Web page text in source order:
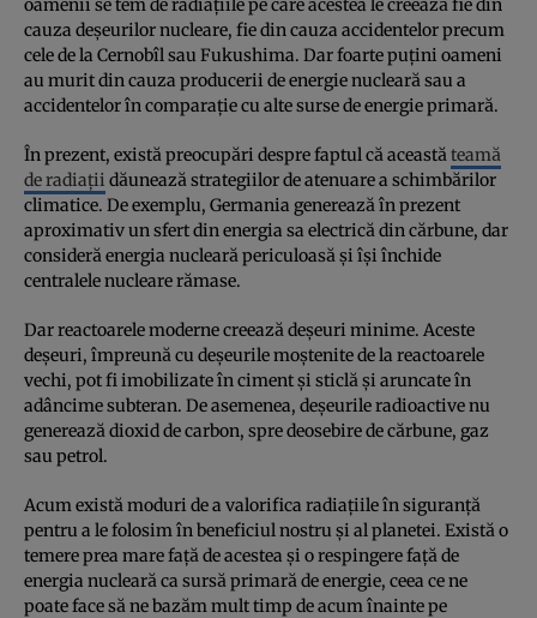
oamenii se tem de radiațiile pe care acestea le creează fie din
cauza deșeurilor nucleare, fie din cauza accidentelor precum
cele de la Cernobîl sau Fukushima. Dar foarte puțini oameni
au murit din cauza producerii de energie nucleară sau a
accidentelor în comparație cu alte surse de energie primară.
În prezent, există preocupări despre faptul că aceastăteamă
de radiații dăunează strategiilor de atenuare a schimbărilor
climatice. De exemplu, Germania generează în prezent
aproximativ un sfert din energia sa electrică din cărbune, dar
consideră energia nucleară periculoasă și își închide
centralele nucleare rămase.
Dar reactoarele moderne creează deșeuri minime. Aceste
deșeuri, împreună cu deșeurile moștenite de la reactoarele
vechi, pot fi imobilizate în ciment și sticlă și aruncate în
adâncime subteran. De asemenea, deșeurile radioactive nu
generează dioxid de carbon, spre deosebire de cărbune, gaz
sau petrol.
Acum există moduri de a valorifica radiațiile în siguranță
pentru a le folosim în beneficiul nostru și al planetei. Există o
temere prea mare față de acestea și o respingere față de
energia nucleară ca sursă primară de energie, ceea ce ne
poate face să ne bazăm mult timp de acum înainte pe